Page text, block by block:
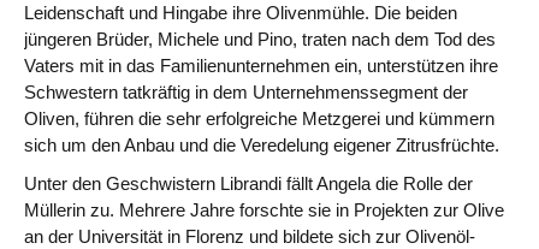
Leidenschaft und Hingabe ihre Olivenmühle. Die beiden
jüngeren Brüder, Michele und Pino, traten nach dem Tod des
Vaters mit in das Familienunternehmen ein, unterstützen ihre
Schwestern tatkräftig in dem Unternehmenssegment der
Oliven, führen die sehr erfolgreiche Metzgerei und kümmern
sich um den Anbau und die Veredelung eigener Zitrusfrüchte.
Unter den Geschwistern Librandi fällt Angela die Rolle der
Müllerin zu. Mehrere Jahre forschte sie in Projekten zur Olive
an der Universität in Florenz und bildete sich zur Olivenöl-